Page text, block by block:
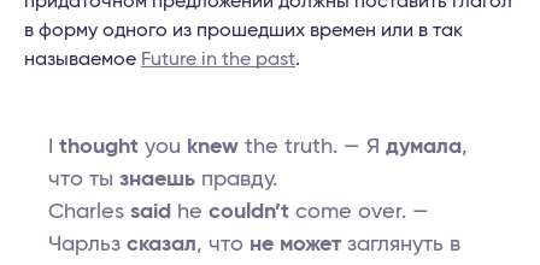
в форму одного из прошедших времен или в так
называемое Future in the past.
thought you knew the truth. — Я думала,
что ты знаешь правду.
Charles said he couldn’t come over. —
Чарльз сказал, что не может заглянуть в